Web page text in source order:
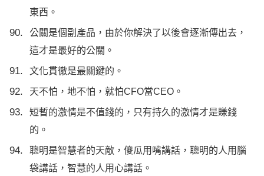
東西。
公關是個副產品，由於你解決了以後會逐漸傳出去，
這才是最好的公關。
文化貫徹是最關鍵的。
天不怕，地不怕，就怕CFO當CEO。
短暫的激情是不值錢的，只有持久的激情才是賺錢
的。
聰明是智慧者的天敵，傻瓜用嘴講話，聰明的人用腦
袋講話，智慧的人用心講話。